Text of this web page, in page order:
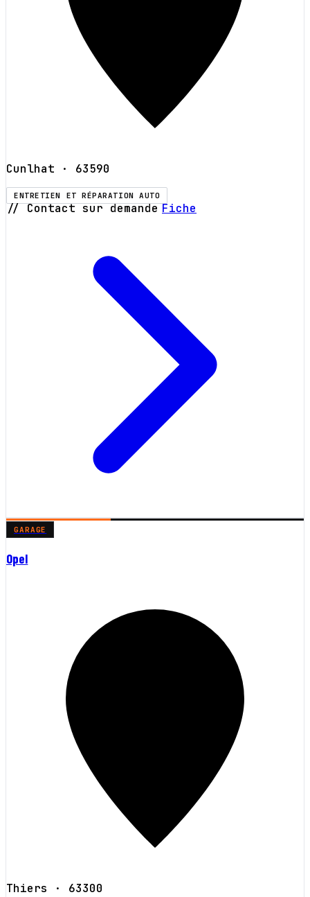
Cunlhat · 63590
ENTRETIEN ET RÉPARATION AUTO
// Contact sur demande Fiche
GARAGE
Opel
Thiers · 63300